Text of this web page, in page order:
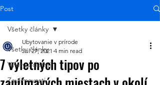
Post
Všetky články
Výlety s deťmi
Zaujímavosti
Všetky články
7 výletných tipov po
Ubytovanie v prírode
Jul 27, 2021 4 min read